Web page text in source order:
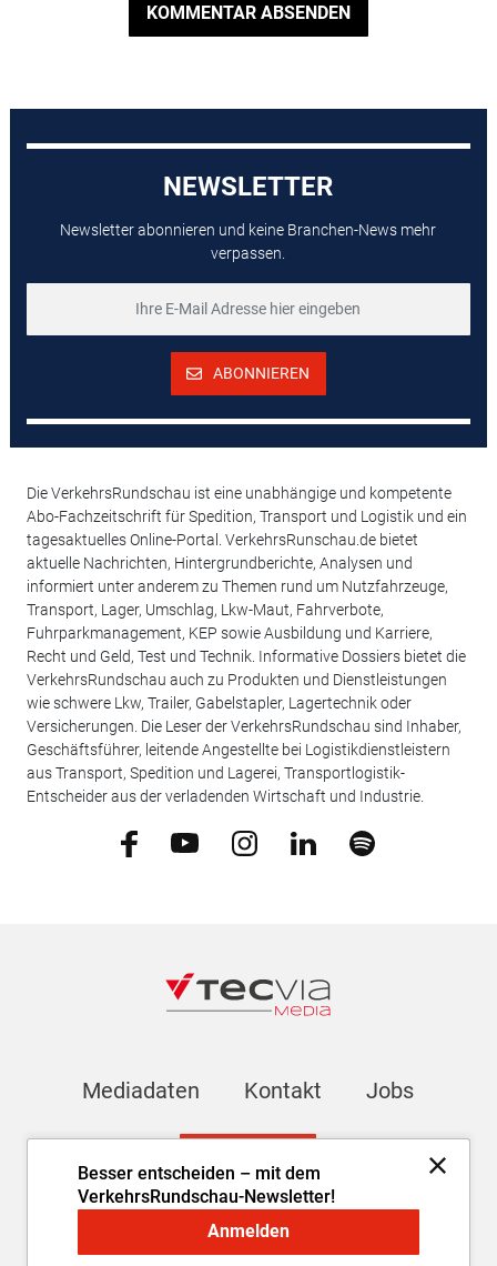
KOMMENTAR ABSENDEN
Besser entscheiden – mit dem
VerkehrsRundschau-Newsletter!
Anmelden
NEWSLETTER
Newsletter abonnieren und keine Branchen-News mehr
verpassen.
ABONNIEREN
Die VerkehrsRundschau ist eine unabhängige und kompetente
Abo-Fachzeitschrift für Spedition, Transport und Logistik und ein
tagesaktuelles Online-Portal. VerkehrsRunschau.de bietet
aktuelle Nachrichten, Hintergrundberichte, Analysen und
informiert unter anderem zu Themen rund um Nutzfahrzeuge,
Transport, Lager, Umschlag, Lkw-Maut, Fahrverbote,
Fuhrparkmanagement, KEP sowie Ausbildung und Karriere,
Recht und Geld, Test und Technik. Informative Dossiers bietet die
VerkehrsRundschau auch zu Produkten und Dienstleistungen
wie schwere Lkw, Trailer, Gabelstapler, Lagertechnik oder
Versicherungen. Die Leser der VerkehrsRundschau sind Inhaber,
Geschäftsführer, leitende Angestellte bei Logistikdienstleistern
aus Transport, Spedition und Lagerei, Transportlogistik-
Entscheider aus der verladenden Wirtschaft und Industrie.
Mediadaten Kontakt Jobs
Datenschutz